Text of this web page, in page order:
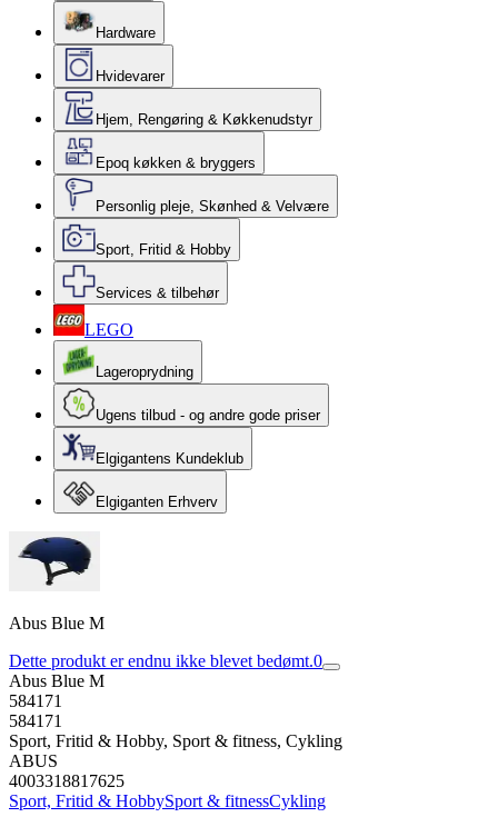
Hardware
Hvidevarer
Hjem, Rengøring & Køkkenudstyr
Epoq køkken & bryggers
Personlig pleje, Skønhed & Velvære
Sport, Fritid & Hobby
Services & tilbehør
LEGO
Lageroprydning
Ugens tilbud - og andre gode priser
Elgigantens Kundeklub
Elgiganten Erhverv
Abus Blue M
Dette produkt er endnu ikke blevet bedømt.0
Abus Blue M
584171
584171
Sport, Fritid & Hobby, Sport & fitness, Cykling
ABUS
4003318817625
Sport, Fritid & HobbySport & fitnessCykling